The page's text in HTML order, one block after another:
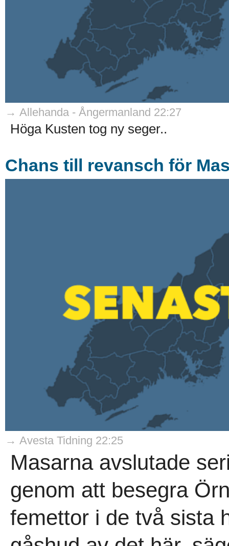
→ Allehanda - Ångermanland 22:27
Höga Kusten tog ny seger..
Chans till revansch för
→ Avesta Tidning 22:25
Masarna avslutade
genom att besegra
femettor i de två sista